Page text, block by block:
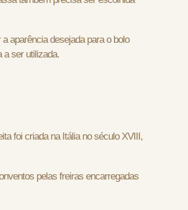
aparência desejada para o bolo
a ser utilizada.
foi criada na Itália no século XVIII,
pelas freiras encarregadas